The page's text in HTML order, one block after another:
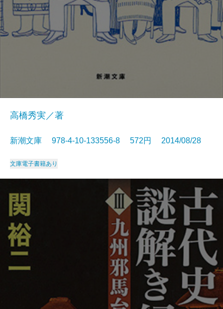
高橋秀実／著
新潮文庫 978-4-10-133556-8 572円 2014/08/28
文庫電子書籍あり